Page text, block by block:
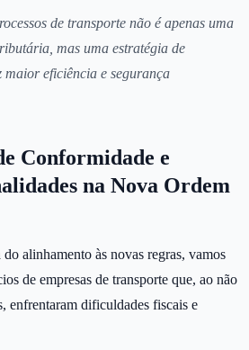
de transporte não é apenas uma
mas uma estratégia de
maior eficiência e segurança
Conformidade e
na Nova Ordem
alinhamento às novas regras, vamos
de empresas de transporte que, ao não
enfrentaram dificuldades fiscais e